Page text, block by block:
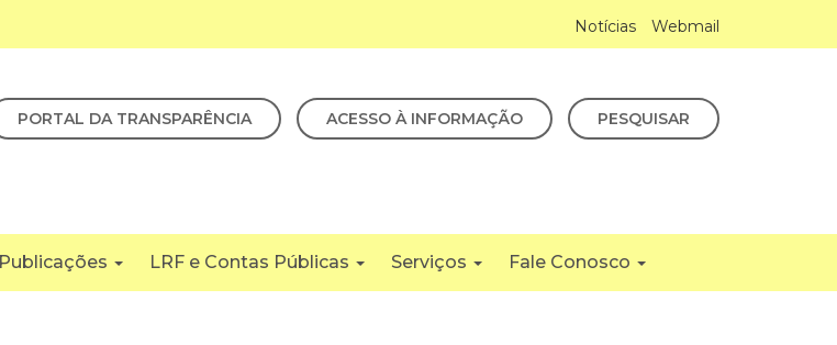
Notícias Webmail
PORTAL DA TRANSPARÊNCIA ACESSO À INFORMAÇÃO PESQUISAR
Publicações LRF e Contas Públicas Serviços Fale Conosco